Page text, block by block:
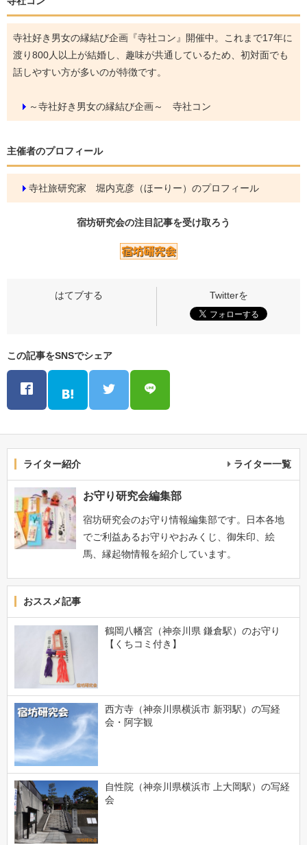
寺社好き男女の縁結び企画『寺社コン』開催中。これまで17年に
渡り800人以上が結婚し、趣味が共通しているため、初対面でも
話しやすい方が多いのが特徴です。
～寺社好き男女の縁結び企画～ 寺社コン
主催者のプロフィール
寺社旅研究家 堀内克彦（ほーりー）のプロフィール
宿坊研究会の注目記事を受け取ろう
この記事をSNSでシェア
ライター紹介 ライター一覧
お守り研究会編集部
宿坊研究会のお守り情報編集部です。日本各地
でご利益あるお守りやおみくじ、御朱印、絵
馬、縁起物情報を紹介しています。
おススメ記事
鶴岡八幡宮（神奈川県 鎌倉駅）のお守り
【くちコミ付き】
西方寺（神奈川県横浜市 新羽駅）の写経
会・阿字観
自性院（神奈川県横浜市 上大岡駅）の写経
会